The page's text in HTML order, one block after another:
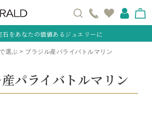
石をあなたの価値あるジュエリーに
選ぶ ブラジル産パライバトルマリン
パライバトルマリン